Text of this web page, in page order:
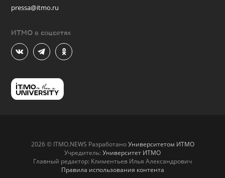
pressa@itmo.ru
ИТМО в соцсетях
2026 © ITMO.NEWS РазработаноУниверситетом ИТМО
Учредитель: Университет ИТМО
Главный редактор: Климентьев Илья Александрович
Правила использования контента